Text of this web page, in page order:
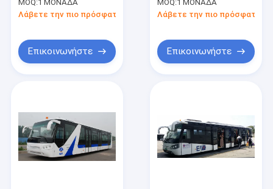
αερολιμένων
επιβατών
190H52 - όξινη
μπαταρία
MOQ:1 ΜΟΝΆΔΑ
Λάβετε την πιο πρόσφατη τιμή
Επικοινωνήστε
δρομολογίων
λεωφορείο σώματος
διευθύνσεων DC24V
240W
MOQ:1 ΜΟΝΆΔΑ
Λάβετε την πιο πρόσφατη
Επικοινωνήστε